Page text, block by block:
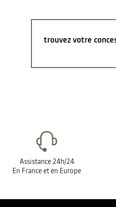
trouvez votre
Assistance 24h/24
En France et en Europe